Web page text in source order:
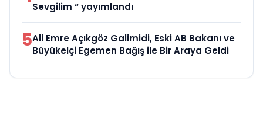
Sevgilim “ yayımlandı
5Ali Emre Açıkgöz Galimidi, Eski AB Bakanı ve
Büyükelçi Egemen Bağış ile Bir Araya Geldi